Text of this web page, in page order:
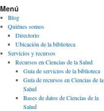
Menú
Blog
Quiénes somos
Directorio
Ubicación de la biblioteca
Servicios y recursos
Recursos en Ciencias de la Salud
Guía de servicios de la biblioteca
Guía de recursos en Ciencias de la
Salud
Bases de datos de Ciencias de la
Salud